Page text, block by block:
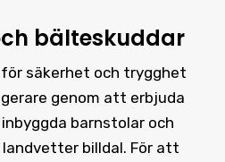
bälteskuddar
säkerhet och trygghet
genom att erbjuda
barnstolar och
billdal. För att